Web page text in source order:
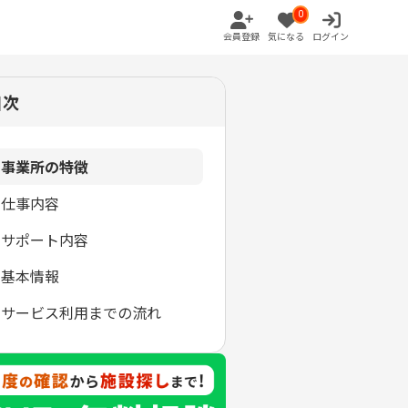
会員登録
0
気になる ログイン
事業所の特徴
仕事内容
サポート内容
基本情報
サービス利用までの流れ